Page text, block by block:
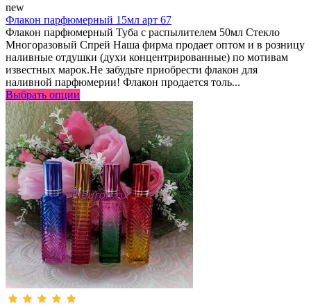
new
Флакон парфюмерный 15мл арт 67
Флакон парфюмерный Туба с распылителем 50мл Стекло
Многоразовый Спрей Наша фирма продает оптом и в розницу
наливные отдушки (духи концентрированные) по мотивам
известных марок.Не забудьте приобрести флакон для
наливной парфюмерии! Флакон продается толь...
Выбрать опции